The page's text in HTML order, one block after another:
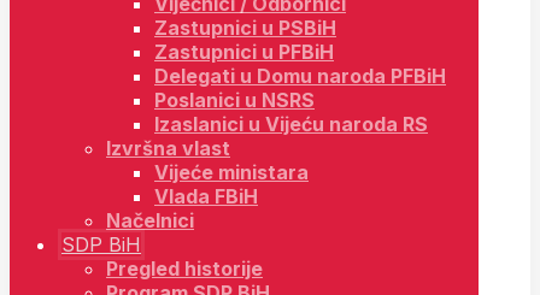
Zastupnici u PSBiH
Zastupnici u PFBiH
Delegati u Domu naroda PFBiH
Poslanici u NSRS
Izaslanici u Vijeću naroda RS
Izvršna vlast
Vijeće ministara
Vlada FBiH
Načelnici
SDP BiH
Pregled historije